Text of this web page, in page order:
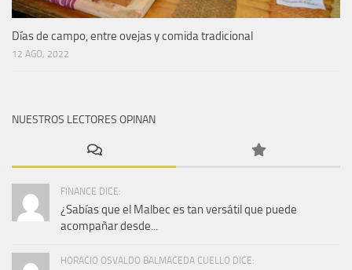
Días de campo, entre ovejas y comida tradicional
12 AGO, 2022
NUESTROS LECTORES OPINAN
FINANCE DICE:
¿Sabías que el Malbec es tan versátil que puede
acompañar desde...
HORACIO OSVALDO BALMACEDA CUELLO DICE: